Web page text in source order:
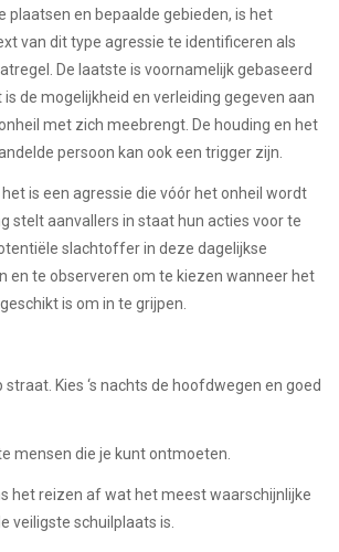
plaatsen en bepaalde gebieden, is het
van dit type agressie te identificeren als
De laatste is voornamelijk gebaseerd
de mogelijkheid en verleiding gegeven aan
met zich meebrengt. De houding en het
persoon kan ook een trigger zijn.
is een agressie die vóór het onheil wordt
stelt aanvallers in staat hun acties voor te
slachtoffer in deze dagelijkse
en te observeren om te kiezen wanneer het
is om in te grijpen.
straat. Kies ‘s nachts de hoofdwegen en goed
mensen die je kunt ontmoeten.
het reizen af ​​wat het meest waarschijnlijke
veiligste schuilplaats is.